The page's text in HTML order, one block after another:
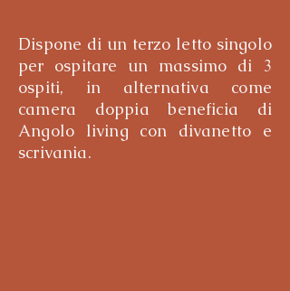
Dispone di un terzo letto singolo
per ospitare un massimo di 3
ospiti, in alternativa come
camera doppia beneficia di
Angolo living con divanetto e
scrivania.